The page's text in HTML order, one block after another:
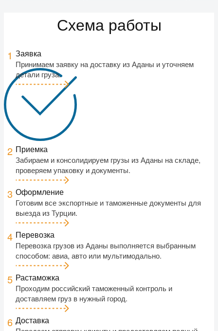
Схема работы
1 Заявка
Принимаем заявку на доставку из Аданы и уточняем
детали груза.
2 Приемка
Забираем и консолидируем грузы из Аданы на складе,
проверяем упаковку и документы.
3 Оформление
Готовим все экспортные и таможенные документы для
выезда из Турции.
4 Перевозка
Перевозка грузов из Аданы выполняется выбранным
способом: авиа, авто или мультимодально.
5 Растаможка
Проходим российский таможенный контроль и
доставляем груз в нужный город.
6 Доставка